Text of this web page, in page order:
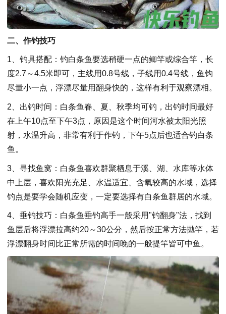
二、作钓技巧
1、钓具搭配：钓白条鱼要选稍硬一点的鲫竿或综合竿，长
度2.7～4.5米即可，主线用0.8号线，子线用0.4号线，鱼钩
尽量小一点，浮漂尽量用翻身快的，这样有利于观察漂相。
2、出钓时间：白条鱼春、夏、秋季均可钓，出钓时间最好
在上午10点至下午3点，原因是这个时间河水被太阳光照
射，水温升高，非常有利于作钓，下午5点后也适合钓白条
鱼。
3、寻找鱼窝：白条鱼喜欢群聚栖息于溪、湖、水库等水体
中上层，喜欢阳光充足、水温适宜、含氧较高的水域，选择
钓点是要学会随机应变，一定要选择有白条鱼群居的水域。
4、垂钓技巧：白条鱼垂钓高手一般采用"钓翻身"法，找到
鱼层后将浮漂拉高约20～30公分，然后按正常方法抛竿，若
浮漂翻身时间比正常所需的时间晚的一般提竿皆可中鱼。